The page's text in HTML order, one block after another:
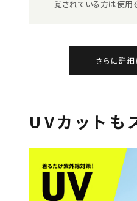
覚されている方は使用
さらに詳細
UVカットも